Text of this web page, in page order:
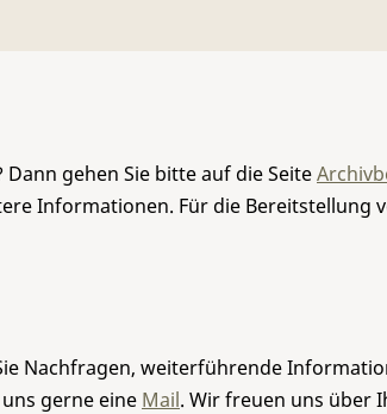
gehen Sie bitte auf die Seite
Informationen. Für die Bereitstellung
Nachfragen, weiterführende
gerne eine Mail. Wir freuen uns über